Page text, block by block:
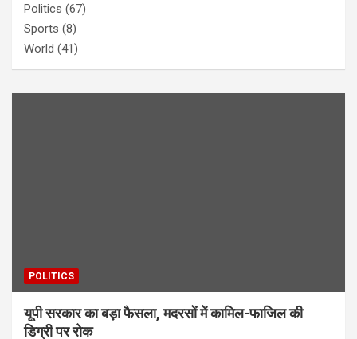
Politics (67)
Sports (8)
World (41)
POLITICS
यूपी सरकार का बड़ा फैसला, मदरसों में कामिल-फाजिल की
डिग्री पर रोक